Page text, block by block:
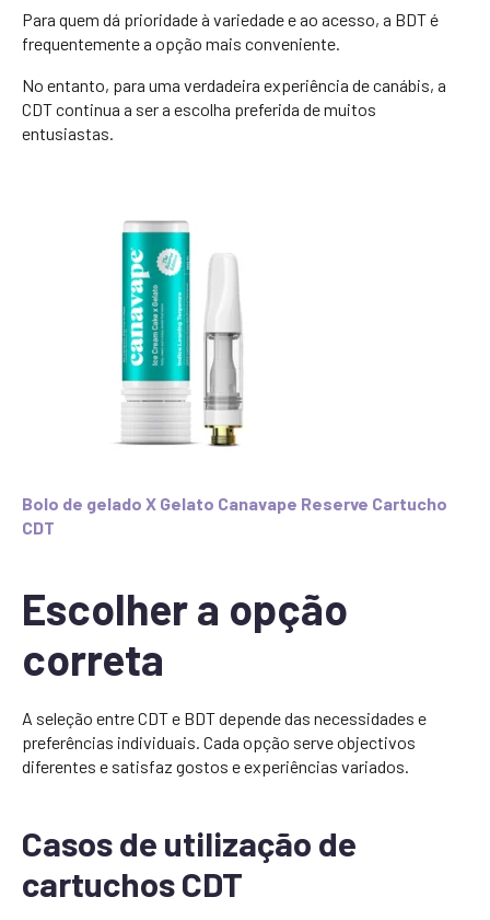
Para quem dá prioridade à variedade e ao acesso, a BDT é
frequentemente a opção mais conveniente.
No entanto, para uma verdadeira experiência de canábis, a
CDT continua a ser a escolha preferida de muitos
entusiastas.
Bolo de gelado X Gelato Canavape Reserve Cartucho
CDT
Escolher a opção
correta
A seleção entre CDT e BDT depende das necessidades e
preferências individuais. Cada opção serve objectivos
diferentes e satisfaz gostos e experiências variados.
Casos de utilização de
cartuchos CDT